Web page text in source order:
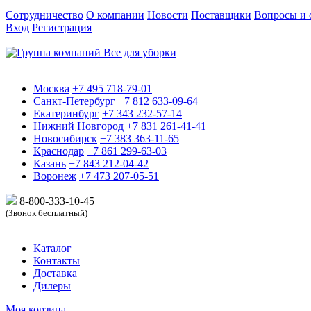
Сотрудничество О компании Новости Поставщики Вопросы и
Вход Регистрация
Москва +7 495 718-79-01
Санкт-Петербург +7 812 633-09-64
Екатеринбург +7 343 232-57-14
Нижний Новгород +7 831 261-41-41
Новосибирск +7 383 363-11-65
Краснодар +7 861 299-63-03
Казань +7 843 212-04-42
Воронеж +7 473 207-05-51
8-800-333-10-45
(Звонок бесплатный)
Каталог
Контакты
Доставка
Дилеры